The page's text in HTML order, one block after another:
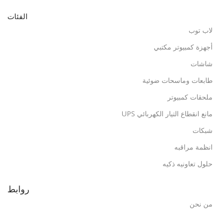
الفئات
لاب توب
أجهزة كمبيوتر مكتبي
شاشات
طابعات وماسحات ضوئية
ملحقات كمبيوتر
مانع انقطاع التيار الكهربائي UPS
شبكات
انظمة مراقبه
حلول تعاونيه ذكيه
روابط
من نحن